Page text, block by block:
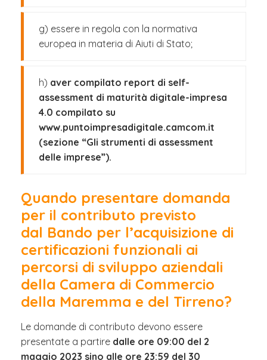
g) essere in regola con la normativa
europea in materia di Aiuti di Stato;
h) aver compilato report di self-
assessment di maturità digitale-impresa
4.0 compilato su
www.puntoimpresadigitale.camcom.it
(sezione “Gli strumenti di assessment
delle imprese”).
Quando presentare domanda
per il contributo previsto
dal Bando per l’acquisizione di
certificazioni funzionali ai
percorsi di sviluppo aziendali
della Camera di Commercio
della Maremma e del Tirreno?
Le domande di contributo devono essere
presentate a partire dalle ore 09:00 del 2
maggio 2023 sino alle ore 23:59 del 30